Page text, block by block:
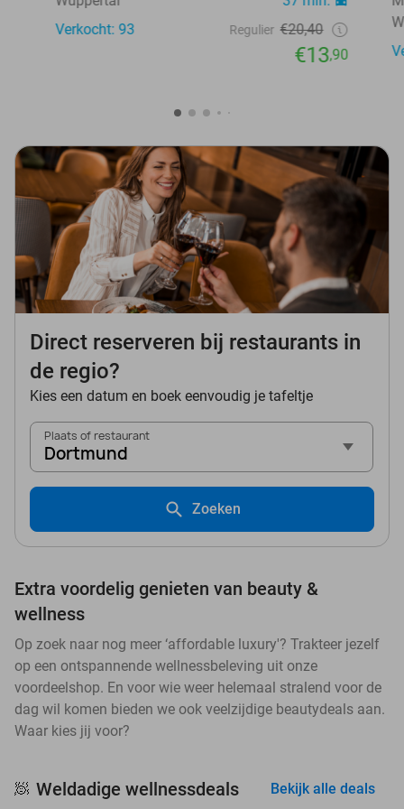
Verkocht: 93
Regulier €20,40
€13,90
Direct reserveren bij restaurants in
de regio?
Kies een datum en boek eenvoudig je tafeltje
Plaats of restaurant
Dortmund
Zoeken
Extra voordelig genieten van beauty &
wellness
Op zoek naar nog meer ‘affordable luxury'? Trakteer jezelf
op een ontspannende wellnessbeleving uit onze
voordeelshop. En voor wie weer helemaal stralend voor de
dag wil komen bieden we ook veelzijdige beautydeals aan.
Waar kies jij voor?
🧖 Weldadige wellnessdeals Bekijk alle deals